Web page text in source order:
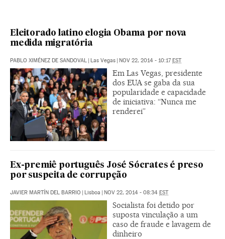
Eleitorado latino elogia Obama por nova
medida migratória
PABLO XIMÉNEZ DE SANDOVAL | Las Vegas | NOV 22, 2014 - 10:17EST
Em Las Vegas, presidente
dos EUA se gaba da sua
popularidade e capacidade
de iniciativa: “Nunca me
renderei”
Ex-premiê português José Sócrates é preso
por suspeita de corrupção
JAVIER MARTÍN DEL BARRIO | Lisboa | NOV 22, 2014 - 08:34 EST
Socialista foi detido por
suposta vinculação a um
caso de fraude e lavagem de
dinheiro